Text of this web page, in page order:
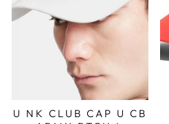
U NK CLUB CAP U CB